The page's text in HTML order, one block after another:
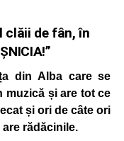
clăii de fân, în
din Alba care se
muzică și are tot ce
și ori de câte ori
rădăcinile.